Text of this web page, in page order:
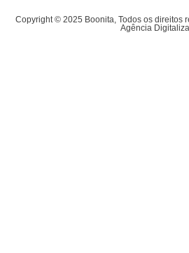
Copyright © 2025 Boonita, Todos os direitos
Agência